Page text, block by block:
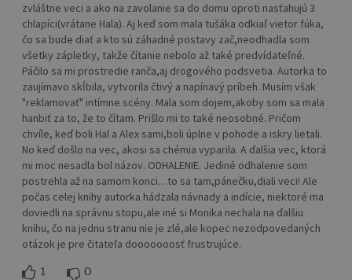
zvláštne veci a ako na zavolanie sa do domu oproti nasťahujú 3
chlapíci(vrátane Hala). Aj keď som mala tušáka odkiaľ vietor fúka,
čo sa bude diať a kto sú záhadné postavy zač,neodhadla som
všetky zápletky, takže čítanie nebolo až také predvídateľné.
Páčilo sa mi prostredie ranča,aj drogového podsvetia. Autorka to
zaujímavo skĺbila, vytvorila čtivý a napínavý príbeh. Musím však
"reklamovať" intímne scény. Mala som dojem,akoby som sa mala
hanbiť za to, že to čítam. Prišlo mi to také neosobné. Pričom
chvíle, keď boli Hal a Alex sami,boli úplne v pohode a iskry lietali.
No keď došlo na vec, akosi sa chémia vyparila. A ďalšia vec, ktorá
mi moc nesadla bol názov. ODHALENIE. Jediné odhalenie som
postrehla až na samom konci…to sa tam,pánečku,diali veci! Ale
počas celej knihy autorka hádzala návnady a indície, niektoré ma
doviedli na správnu stopu,ale iné si Monika nechala na ďalšiu
knihu, čo na jednu stranu nie je zlé,ale kopec nezodpovedaných
otázok je pre čitateľa dooooooosť frustrujúce.
1 0